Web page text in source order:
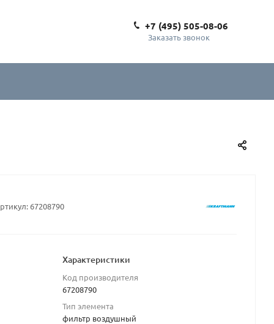
+7 (495) 505-08-06
Заказать звонок
67208790
Характеристики
Код производителя
67208790
Тип элемента
фильтр воздушный